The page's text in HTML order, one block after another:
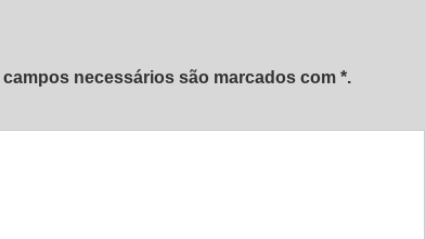
necessários são marcados com *.